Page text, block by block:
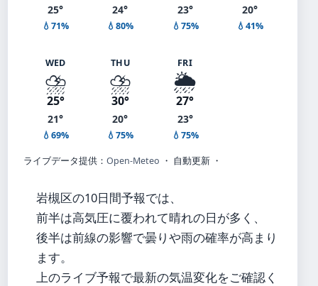
25°
💧71%
24°
💧80%
23°
💧75%
20°
💧41%
WED
⛈️
25°
21°
💧69%
THU
⛈️
30°
20°
💧75%
FRI
🌦️
27°
23°
💧75%
ライブデータ提供： Open-Meteo ・ 自動更新 ・
岩槻区の10日間予報では、
前半は高気圧に覆われて晴れの日が多く、
後半は前線の影響で曇りや雨の確率が高まり
ます。
上のライブ予報で最新の気温変化をご確認く